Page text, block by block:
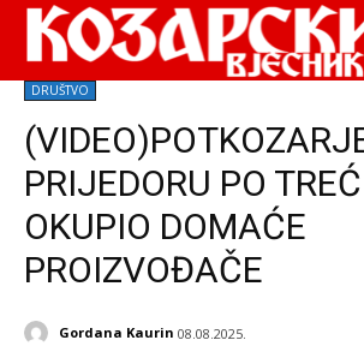
DRUŠTVO
PRIJEDORU PO
OKUPIO DOMAĆE
PROIZVOĐAČE
Gordana Kaurin 08.08.2025.